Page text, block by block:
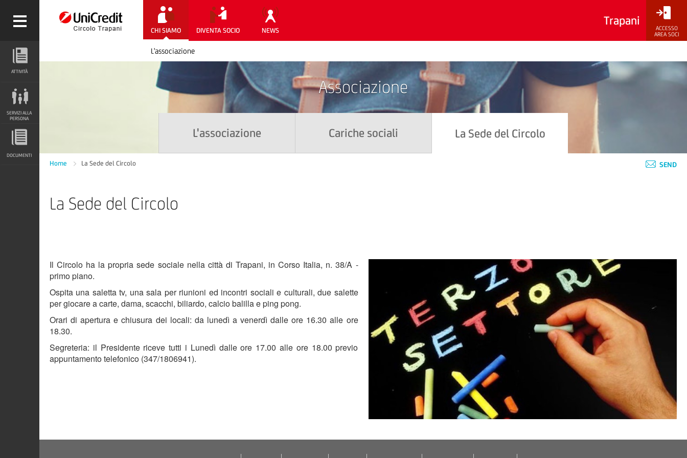
CHI SIAMO
L'associazione
DIVENTA SOCIO NEWS
Trapani
ACCESSO
AREA SOCI
ATTIVITÀ
ATTIVITÀ
SERVIZI ALLA
PERSONA
DOCUMENTI
Associazione
L'associazione Cariche sociali La Sede del Circolo
Home La Sede del Circolo SEND
La Sede del Circolo
Il Circolo ha la propria sede sociale nella città di Trapani, in Corso Italia, n. 38/A -
primo piano.
Ospita una saletta tv, una sala per riunioni ed incontri sociali e culturali, due salette
per giocare a carte, dama, scacchi, biliardo, calcio balilla e ping pong.
Orari di apertura e chiusura dei locali: da lunedì a venerdì dalle ore 16.30 alle ore
18.30.
Segreteria: il Presidente riceve tutti i Lunedì dalle ore 17.00 alle ore 18.00 previo
appuntamento telefonico (347/1806941).